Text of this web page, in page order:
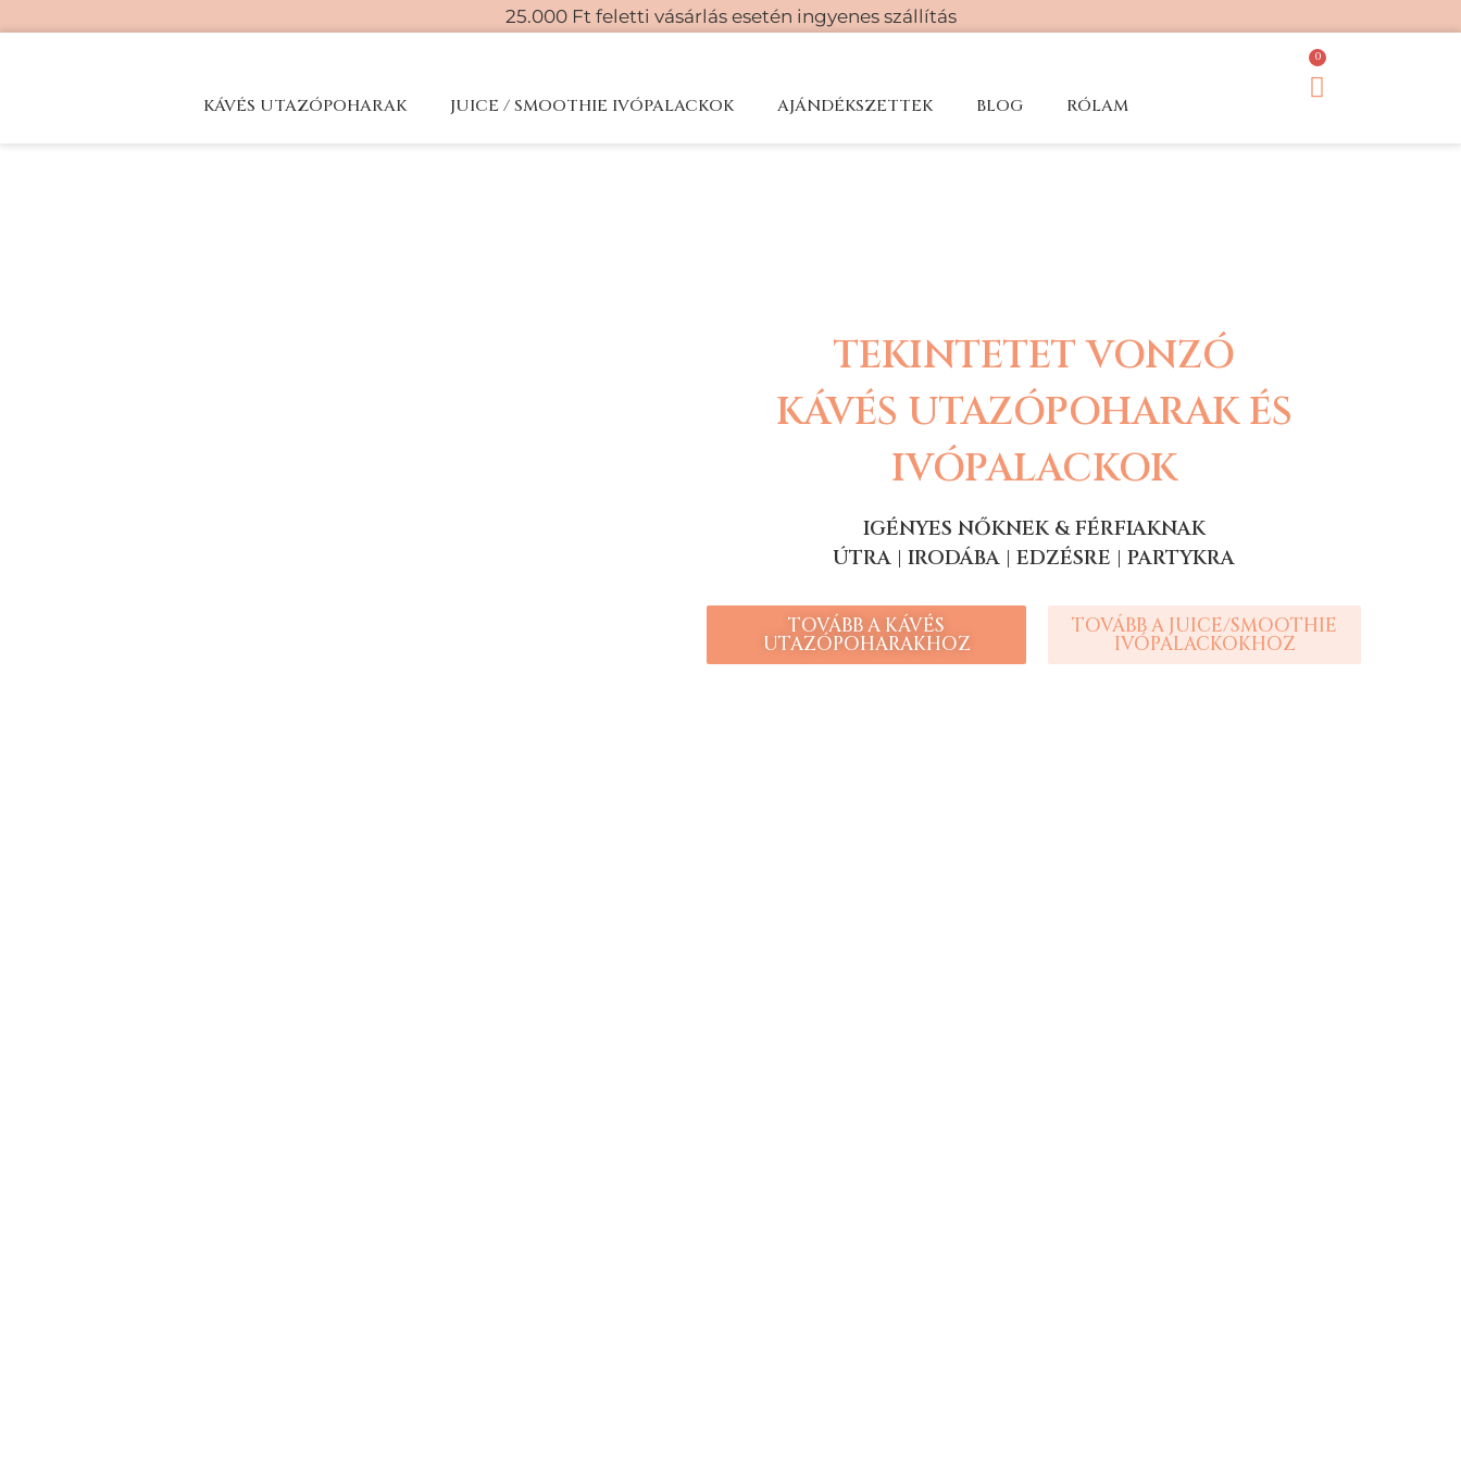
25.000 Ft feletti vásárlás esetén ingyenes szállítás
KÁVÉS UTAZÓPOHARAK JUICE / SMOOTHIE IVÓPALACKOK AJÁNDÉKSZETTEK BLOG RÓLAM
0
TEKINTETET VONZÓ
KÁVÉS UTAZÓPOHARAK ÉS
IVÓPALACKOK
IGÉNYES NŐKNEK & FÉRFIAKNAK
ÚTRA | IRODÁBA | EDZÉSRE | PARTYKRA
TOVÁBB A KÁVÉS
UTAZÓPOHARAKHOZ
TOVÁBB A JUICE/SMOOTHIE
IVÓPALACKOKHOZ